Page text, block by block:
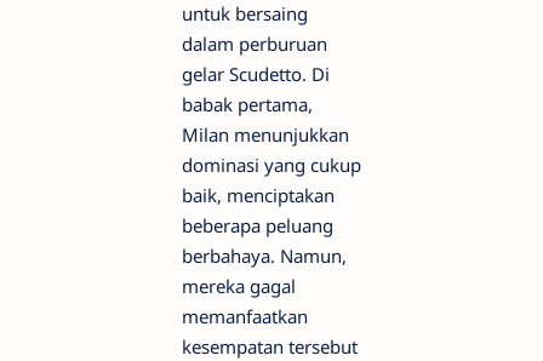
untuk bersaing
dalam perburuan
gelar Scudetto. Di
babak pertama,
Milan menunjukkan
dominasi yang cukup
baik, menciptakan
beberapa peluang
berbahaya. Namun,
mereka gagal
memanfaatkan
kesempatan tersebut